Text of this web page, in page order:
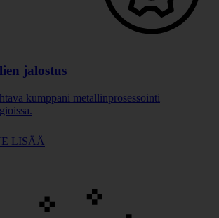
jalostus
kumppani metallinprosessointi
LISÄÄ